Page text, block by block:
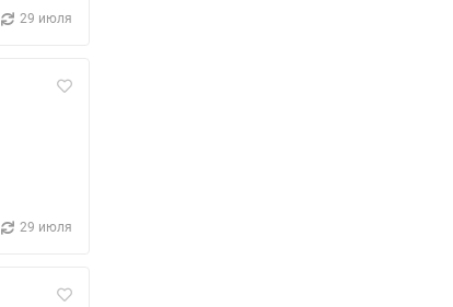
29 июля
29 июля